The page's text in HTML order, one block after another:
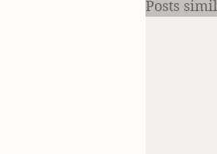
Posts